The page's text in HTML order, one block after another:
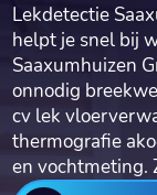
Lekdetectie
helpt je snel bij
Saaxumhuizen
onnodig
cv lek
thermografie
en vochtmeting.​